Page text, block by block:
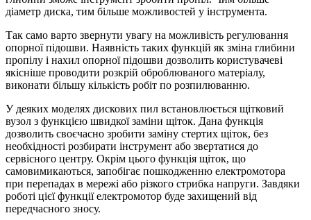
діаметр диска, тим більше можливостей у інструмента.
Так само варто звернути увагу на можливість регулювання
опорної підошви. Наявність таких функцій як зміна глибини
пропілу і нахил опорної підошви дозволить користувачеві
якісніше проводити розкрій оброблюваного матеріалу,
виконати більшу кількість робіт по розпилюванню.
У деяких моделях дискових пил встановлюється щітковий
вузол з функцією швидкої заміни щіток. Дана функція
дозволить своєчасно зробити заміну стертих щіток, без
необхідності розбирати інструмент або звертатися до
сервісного центру. Окрім цього функція щіток, що
самовимикаються, запобігає пошкодженню електромотора
при перепадах в мережі або різкого стрибка напруги. Завдяки
роботі цієї функції електромотор буде захищений від
передчасного зносу.